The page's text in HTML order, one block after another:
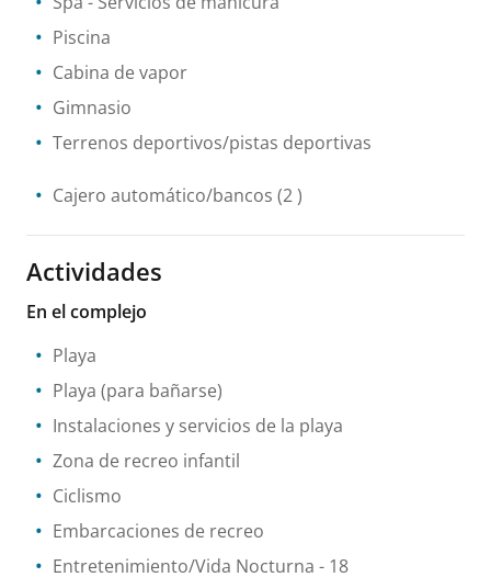
Piscina
Cabina de vapor
Gimnasio
Terrenos deportivos/pistas deportivas
Cajero automático/bancos (2 )
Actividades
En el complejo
Playa
Playa (para bañarse)
Instalaciones y servicios de la playa
Zona de recreo infantil
Ciclismo
Embarcaciones de recreo
Entretenimiento/Vida Nocturna - 18